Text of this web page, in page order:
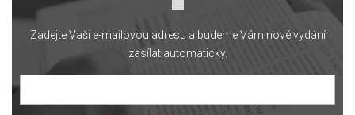
Zadejte Vaši e-mailovou adresu a budeme Vám nové vydání
zasílat automaticky.